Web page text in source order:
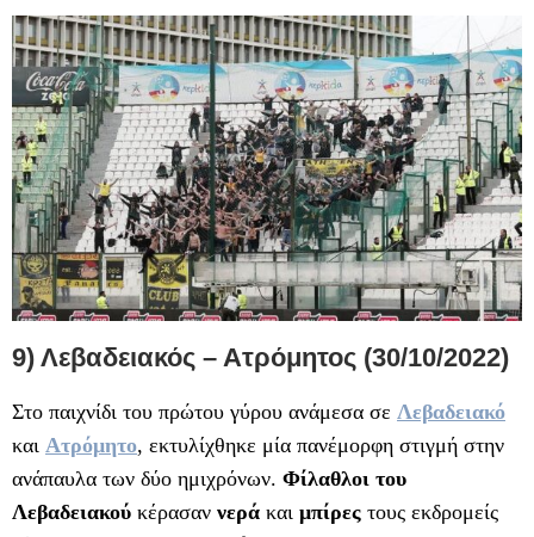
9) Λεβαδειακός – Ατρόμητος (30/10/2022)
Στο παιχνίδι του πρώτου γύρου ανάμεσα σε Λεβαδειακό
και Ατρόμητο, εκτυλίχθηκε μία πανέμορφη στιγμή στην
ανάπαυλα των δύο ημιχρόνων. Φίλαθλοι του
Λεβαδειακού κέρασαν νερά και μπίρες τους εκδρομείς